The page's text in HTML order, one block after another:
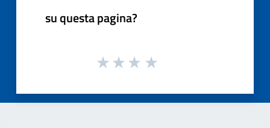
su questa pagina?